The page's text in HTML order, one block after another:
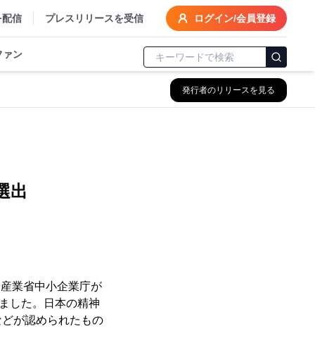
配信 プレスリリースを受信 ログイン/会員登録
ァン
発行者のリリースを見る
出
業省中小企業庁が
した。日本の精神
が認められたもの